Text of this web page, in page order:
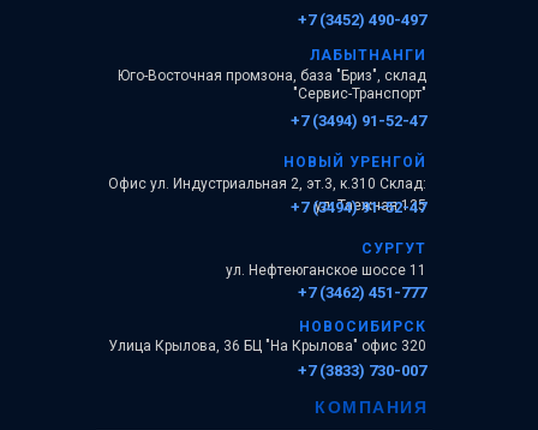
КОМПАНИЯ
+7 (3452) 490-497
Юго-Восточная промзона, база "Бриз", склад
"Сервис-Транспорт"
+7 (3494) 91-52-47
ЛАБЫТНАНГИ
Офис ул. Индустриальная 2, эт.3, к.310 Склад:
ул. Таежная 135
+7 (3494) 91-52-47
НОВЫЙ УРЕНГОЙ
ул. Нефтеюганское шоссе 11
+7 (3462) 451-777
СУРГУТ
Улица Крылова, 36 БЦ "На Крылова" офис 320
+7 (3833) 730-007
НОВОСИБИРСК